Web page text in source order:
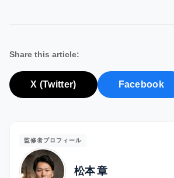
Share this article:
X (Twitter) Facebook
監修者プロフィール
松本 章